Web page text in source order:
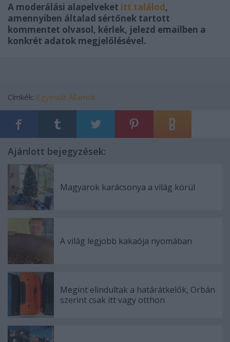
A moderálási alapelveket itt találod,
amennyiben általad sértőnek tartott
kommentet olvasol, kérlek, jelezd emailben a
konkrét adatok megjelölésével.
Címkék: Egyesült Államok
Ajánlott bejegyzések:
Magyarok karácsonya a világ körül
A világ legjobb kakaója nyomában
Megint elindultak a határátkelők, Orbán
szerint csak itt vagy otthon